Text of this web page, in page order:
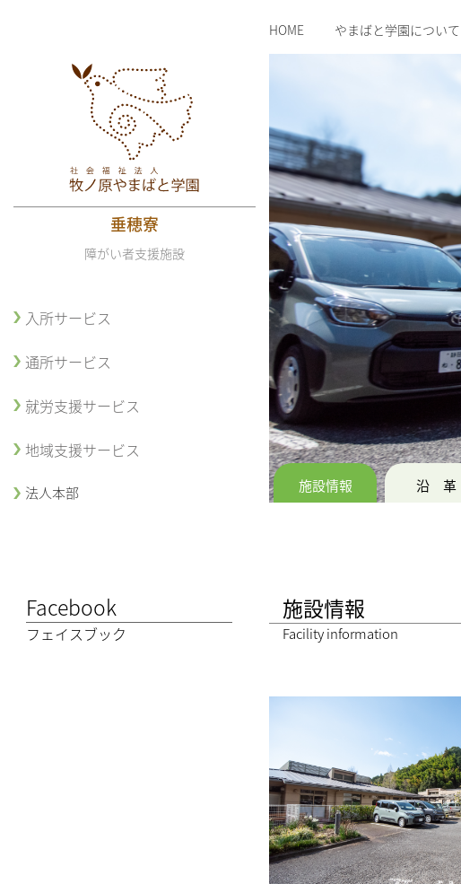
垂穂寮
障がい者支援施設
入所サービス
通所サービス
就労支援サービス
地域支援サービス
法人本部
Facebook
フェイスブック
HOME やまばと学園について
施設情報 沿革
施設情報
Facility information